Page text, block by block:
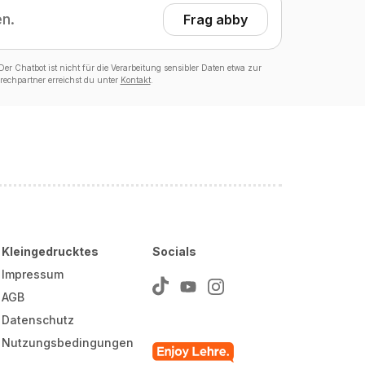
Frag abby
Chatbot ist nicht für die Verarbeitung sensibler Daten etwa zur
erreichst du unter Kontakt.
Kleingedrucktes
Impressum
AGB
Datenschutz
Nutzungsbedingungen
Socials